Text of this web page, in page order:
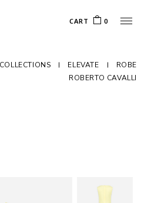
CART 0
COLLECTIONS ELEVATE
ROBE
ROBERTO CAVALLI